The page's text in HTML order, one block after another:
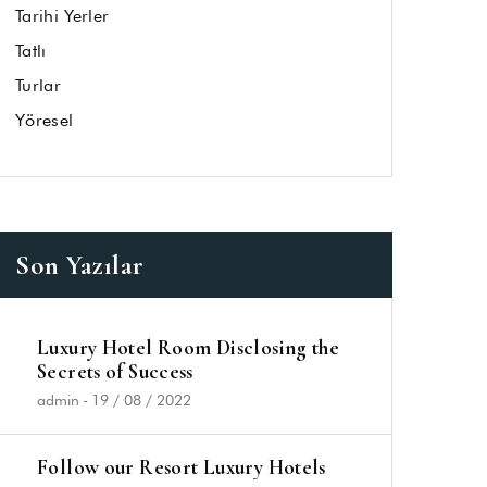
Tarihi Yerler
Tatlı
Turlar
Yöresel
Son Yazılar
Luxury Hotel Room Disclosing the
Secrets of Success
admin - 19 / 08 / 2022
Follow our Resort Luxury Hotels